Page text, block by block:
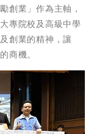
創業」作為主軸，
專院校及高級中學
創業的精神，讓
商機。